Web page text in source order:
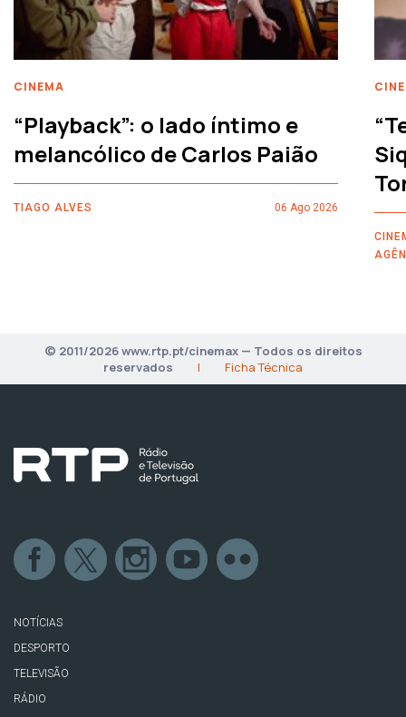
CINEMA
“Playback”: o lado íntimo e
melancólico de Carlos Paião
TIAGO ALVES 06 Ago 2026
© 2011/2026 www.rtp.pt/cinemax — Todos os direitos
reservados
| Ficha Técnica
NOTÍCIAS
DESPORTO
TELEVISÃO
RÁDIO